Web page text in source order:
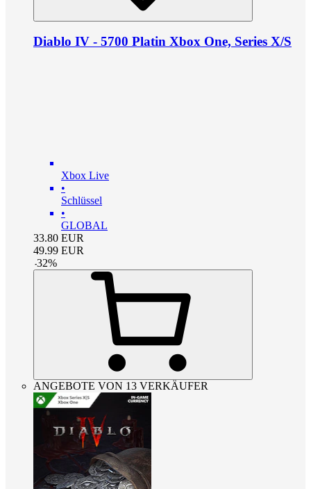
Diablo IV - 5700 Platin Xbox One, Series X/S
Xbox Live
•
Schlüssel
•
GLOBAL
33.80 EUR
49.99 EUR
-32%
ANGEBOTE VON 13 VERKÄUFER